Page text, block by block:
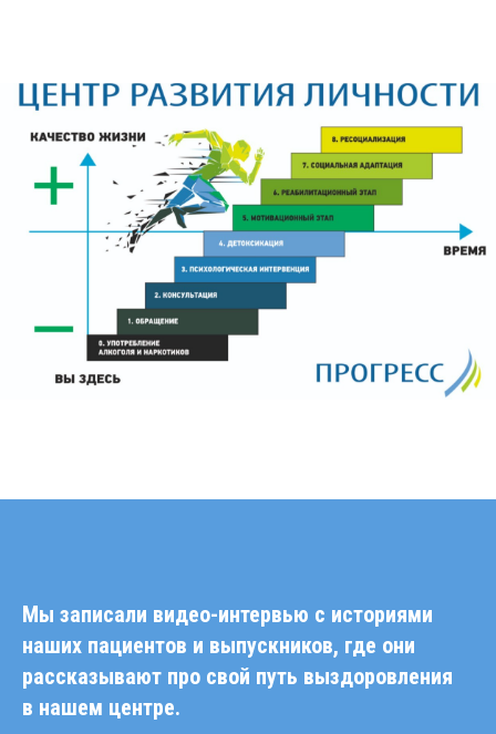
Мы записали видео-интервью с историями
наших пациентов и выпускников, где они
рассказывают про свой путь выздоровления
в нашем центре.